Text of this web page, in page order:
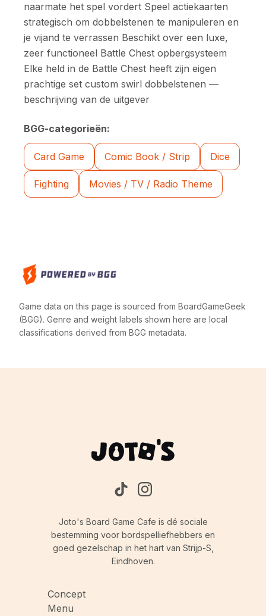
naarmate het spel vordert Speel actiekaarten
strategisch om dobbelstenen te manipuleren en
je vijand te verrassen Beschikt over een luxe,
zeer functioneel Battle Chest opbergsysteem
Elke held in de Battle Chest heeft zijn eigen
prachtige set custom swirl dobbelstenen —
beschrijving van de uitgever
BGG-categorieën:
Card Game Comic Book / Strip Dice
Fighting Movies / TV / Radio Theme
Game data on this page is sourced from BoardGameGeek
(BGG). Genre and weight labels shown here are local
classifications derived from BGG metadata.
Joto's Board Game Cafe is dé sociale
bestemming voor bordspelliefhebbers en
goed gezelschap in het hart van Strijp-S,
Eindhoven.
Concept
Menu